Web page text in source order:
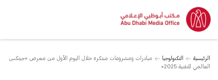
الرئيسية التكنولوجيا
مبادرات ومشروعات مبتكرة خلال اليوم الأول من معرض «جيتكس
العالمي للتقنية 2025»